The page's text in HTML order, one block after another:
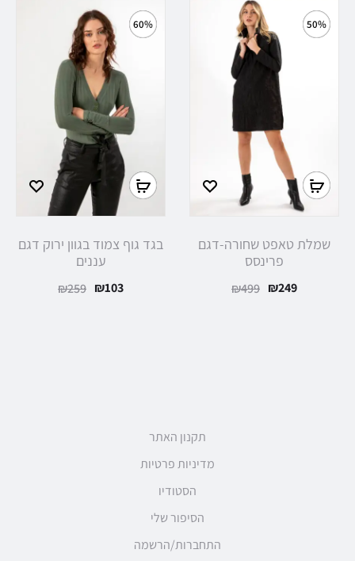
50%
שמלת טאפט שחורה-דגם
פרינסס
₪499 ₪249
60%
בגד גוף צמוד בגוון ירוק דגם
עננים
₪259 ₪103
תקנון האתר
מדיניות פרטיות
הסטודיו
הסיפור שלי
התחברות/הרשמה